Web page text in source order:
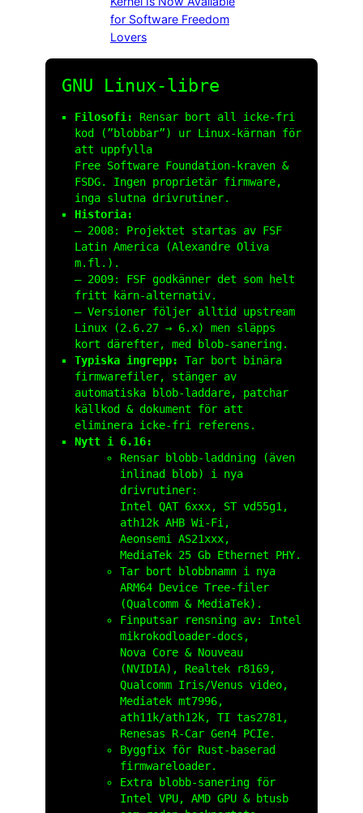
for Software Freedom
Lovers
GNU Linux‑libre
Filosofi:
Rensar bort all icke‑fri
kod (”blobbar”) ur Linux‑kärnan för
att uppfylla
Free Software Foundation‑kraven &
FSDG. Ingen proprietär firmware,
inga slutna drivrutiner.
Historia:
– 2008: Projektet startas av FSF
Latin America (Alexandre Oliva
m.fl.).
– 2009: FSF godkänner det som helt
fritt kärn‑alternativ.
– Versioner följer alltid upstream
Linux (2.6.27 → 6.x) men släpps
kort därefter, med blob‑sanering.
Typiska ingrepp:
Tar bort binära
firmware­filer, stänger av
automatiska blob‑laddare, patchar
källkod & dokument för att
eliminera icke‑fri referens.
Nytt i 6.16:
Rensar blobb‑laddning (även
inlinad blob) i nya
drivrutiner:
Intel QAT 6xxx, ST vd55g1,
ath12k AHB Wi‑Fi,
Aeonsemi AS21xxx,
MediaTek 25 Gb Ethernet PHY.
Tar bort blobbnamn i nya
ARM64 Device Tree‑filer
(Qualcomm & MediaTek).
Finputsar rensning av: Intel
mikrokod­loader‑docs,
Nova Core & Nouveau
(NVIDIA), Realtek r8169,
Qualcomm Iris/Venus video,
Mediatek mt7996,
ath11k/ath12k, TI tas2781,
Renesas R‑Car Gen4 PCIe.
Byggfix för Rust‑baserad
firmware­loader.
Extra blobb‑sanering för
Intel VPU, AMD GPU & btusb